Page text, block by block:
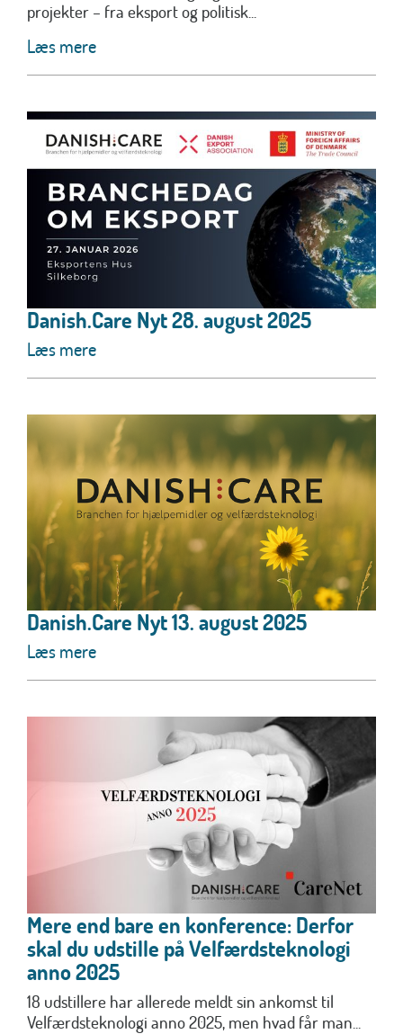
projekter – fra eksport og politisk...
Læs mere
Danish.Care Nyt 28. august 2025
Læs mere
Danish.Care Nyt 13. august 2025
Læs mere
Mere end bare en konference: Derfor
skal du udstille på Velfærdsteknologi
anno 2025
18 udstillere har allerede meldt sin ankomst til
Velfærdsteknologi anno 2025, men hvad får man...